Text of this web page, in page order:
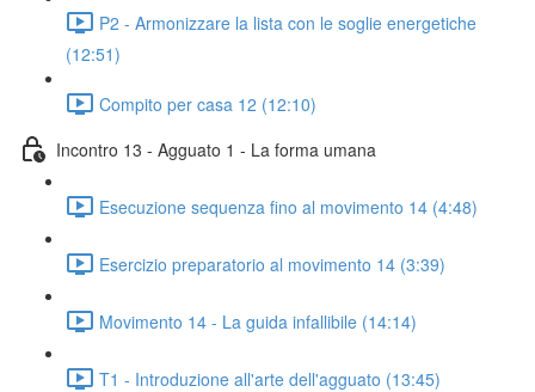
P2 - Armonizzare la lista con le soglie energetiche
(12:51)
Compito per casa 12 (12:10)
Incontro 13 - Agguato 1 - La forma umana
Esecuzione sequenza fino al movimento 14 (4:48)
Esercizio preparatorio al movimento 14 (3:39)
Movimento 14 - La guida infallibile (14:14)
T1 - Introduzione all'arte dell'agguato (13:45)